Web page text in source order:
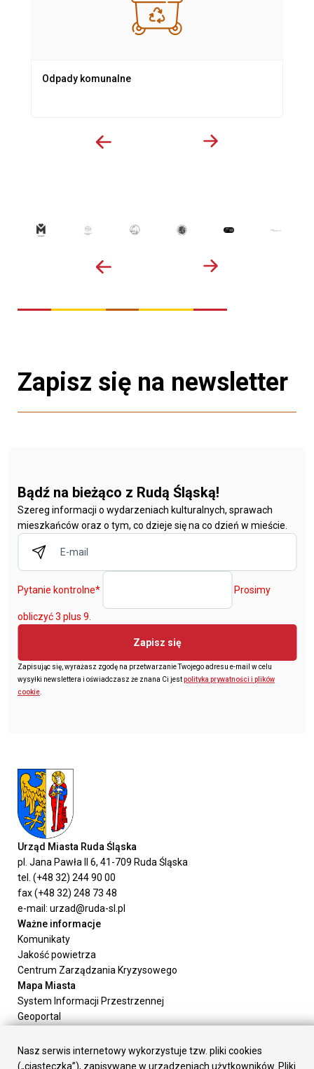
Odpady komunalne
Zapisz się na newsletter
Bądź na bieżąco z Rudą Śląską!
Szereg informacji o wydarzeniach kulturalnych, sprawach
mieszkańców oraz o tym, co dzieje się na co dzień w mieście.
Pytanie kontrolne* Prosimy
obliczyć 3 plus 9.
Zapisz się
Zapisując się, wyrażasz zgodę na przetwarzanie Twojego adresu e-mail w celu
wysyłki newslettera i oświadczasz że znana Ci jestpolityka prywatności i plików
cookie
Urząd Miasta Ruda Śląska
pl. Jana Pawła II 6, 41-709 Ruda Śląska
tel. (+48 32) 244 90 00
fax (+48 32) 248 73 48
e-mail: urzad@ruda-sl.pl
Ważne informacje
Komunikaty
Jakość powietrza
Centrum Zarządzania Kryzysowego
Mapa Miasta
System Informacji Przestrzennej
Geoportal
Załatw sprawę
Prezydent Miasta
Nasz serwis internetowy wykorzystuje tzw. pliki cookies
(„ciasteczka”), zapisywane w urządzeniach użytkowników. Pliki